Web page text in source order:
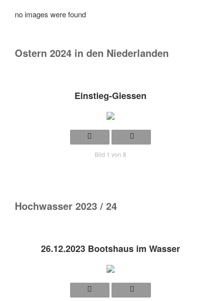
no images were found
Ostern 2024 in den Niederlanden
Einstieg-Giessen
Bild 1 von 8
Hochwasser 2023 / 24
26.12.2023 Bootshaus im Wasser